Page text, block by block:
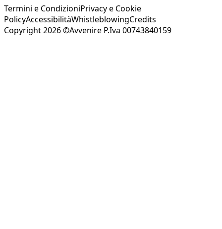
Termini e CondizioniPrivacy e Cookie
PolicyAccessibilitàWhistleblowingCredits
Copyright 2026 ©Avvenire P.Iva 00743840159